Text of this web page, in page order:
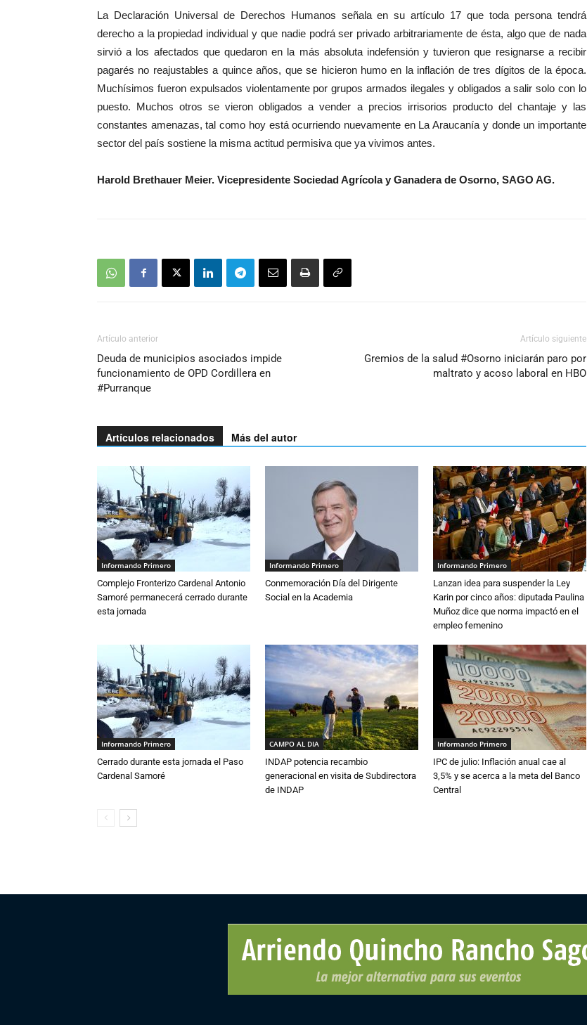
La Declaración Universal de Derechos Humanos señala en su artículo 17 que toda persona tendrá
derecho a la propiedad individual y que nadie podrá ser privado arbitrariamente de ésta, algo que de nada
sirvió a los afectados que quedaron en la más absoluta indefensión y tuvieron que resignarse a recibir
pagarés no reajustables a quince años, que se hicieron humo en la inflación de tres dígitos de la época.
Muchísimos fueron expulsados violentamente por grupos armados ilegales y obligados a salir solo con lo
puesto. Muchos otros se vieron obligados a vender a precios irrisorios producto del chantaje y las
constantes amenazas, tal como hoy está ocurriendo nuevamente en La Araucanía y donde un importante
sector del país sostiene la misma actitud permisiva que ya vivimos antes.
Harold Brethauer Meier. Vicepresidente Sociedad Agrícola y Ganadera de Osorno, SAGO AG.
Artículo anterior
Deuda de municipios asociados impide
funcionamiento de OPD Cordillera en
#Purranque
Artículo siguiente
Gremios de la salud #Osorno iniciarán paro por
maltrato y acoso laboral en HBO
Artículos relacionados Más del autor
Informando Primero
Complejo Fronterizo Cardenal Antonio
Samoré permanecerá cerrado durante
esta jornada
Informando Primero
Conmemoración Día del Dirigente
Social en la Academia
Informando Primero
Lanzan idea para suspender la Ley
Karin por cinco años: diputada Paulina
Muñoz dice que norma impactó en el
empleo femenino
Informando Primero
Cerrado durante esta jornada el Paso
Cardenal Samoré
CAMPO AL DIA
INDAP potencia recambio
generacional en visita de Subdirectora
de INDAP
Informando Primero
IPC de julio: Inflación anual cae al
3,5% y se acerca a la meta del Banco
Central